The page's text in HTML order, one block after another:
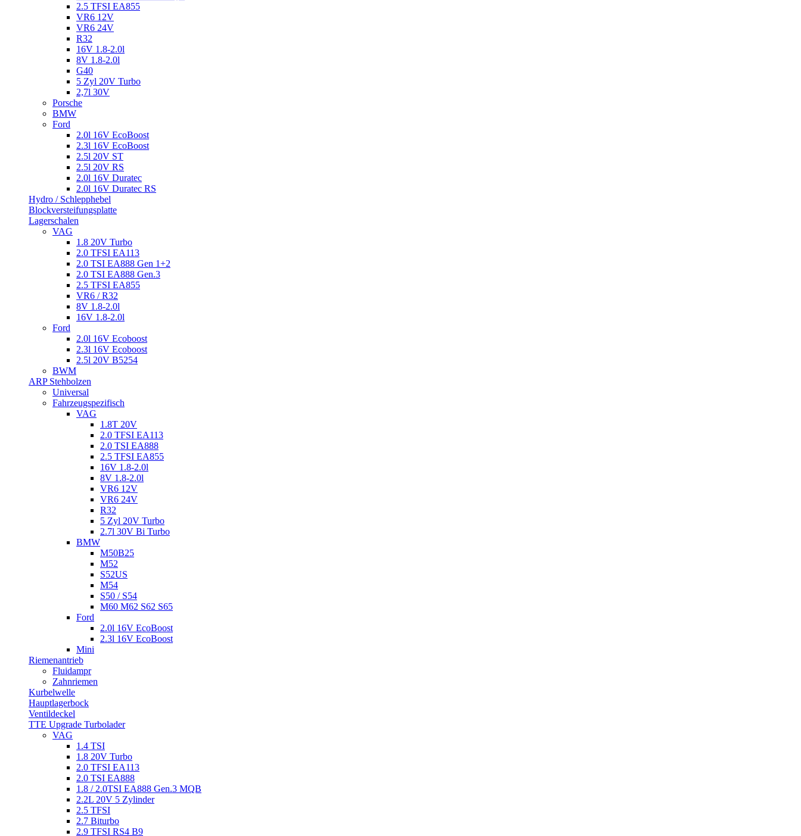
2.5 TFSI EA855
VR6 12V
VR6 24V
R32
16V 1.8-2.0l
8V 1.8-2.0l
G40
5 Zyl 20V Turbo
2,7l 30V
Porsche
BMW
Ford
2.0l 16V EcoBoost
2.3l 16V EcoBoost
2.5l 20V ST
2.5l 20V RS
2.0l 16V Duratec
2.0l 16V Duratec RS
Hydro / Schlepphebel
Blockversteifungsplatte
Lagerschalen
VAG
1.8 20V Turbo
2.0 TFSI EA113
2.0 TSI EA888 Gen 1+2
2.0 TSI EA888 Gen.3
2.5 TFSI EA855
VR6 / R32
8V 1.8-2.0l
16V 1.8-2.0l
Ford
2.0l 16V Ecoboost
2.3l 16V Ecoboost
2.5l 20V B5254
BWM
ARP Stehbolzen
Universal
Fahrzeugspezifisch
VAG
1.8T 20V
2.0 TFSI EA113
2.0 TSI EA888
2.5 TFSI EA855
16V 1.8-2.0l
8V 1.8-2.0l
VR6 12V
VR6 24V
R32
5 Zyl 20V Turbo
2.7l 30V Bi Turbo
BMW
M50B25
M52
S52US
M54
S50 / S54
M60 M62 S62 S65
Ford
2.0l 16V EcoBoost
2.3l 16V EcoBoost
Mini
Riemenantrieb
Fluidampr
Zahnriemen
Kurbelwelle
Hauptlagerbock
Ventildeckel
TTE Upgrade Turbolader
VAG
1.4 TSI
1.8 20V Turbo
2.0 TFSI EA113
2.0 TSI EA888
1.8 / 2.0TSI EA888 Gen.3 MQB
2.2L 20V 5 Zylinder
2.5 TFSI
2.7 Biturbo
2.9 TFSI RS4 B9